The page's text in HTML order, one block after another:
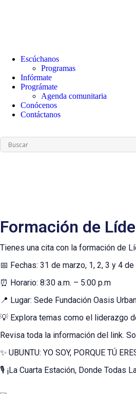
Escúchanos
Programas
Infórmate
Prográmate
Agenda comunitaria
Conócenos
Contáctanos
Formación de
Tienes una cita con la formación de
📅 Fechas: 31 de marzo, 1, 2, 3 y 4 de
⏰ Horario: 8:30 a.m. – 5:00 p.m
📍 Lugar: Sede Fundación Oasis
💡 Explora temas como el liderazgo
Revisa toda la información del link.
✨ UBUNTU: YO SOY, PORQUE TÚ
🎙️ ¡La Cuarta Estación, Donde Todas